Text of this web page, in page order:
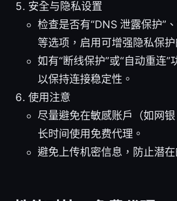
安全与隐私设置
检查是否有“DNS 泄露保护”
等选项，启用可增强隐私保护
如有“断线保护”或“自动重连”
以保持连接稳定性。
使用注意
尽量避免在敏感账户（如网
长时间使用免费代理。
避免上传机密信息，防止潜在